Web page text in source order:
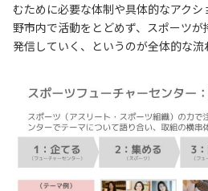
むために必要な体制や具体的なアク
野市内で活動をとどめず、スポーツ
発信していく、というのが全体的な流